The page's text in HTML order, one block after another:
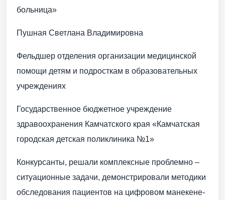
больница»
Пушная Светлана Владимировна
Фельдшер отделения организации медицинской
помощи детям и подросткам в образовательных
учреждениях
Государственное бюджетное учреждение
здравоохранения Камчатского края «Камчатская
городская детская поликлиника №1»
Конкурсанты, решали комплексные проблемно –
ситуационные задачи, демонстрировали методики
обследования пациентов на цифровом манекене-